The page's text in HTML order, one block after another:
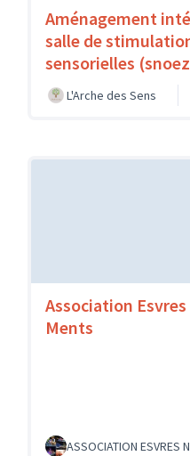
Aménagement
salle de
sensorielles
L'Arche des Sens
Association Esvres
Ments
ASSOCIATION ESVRES